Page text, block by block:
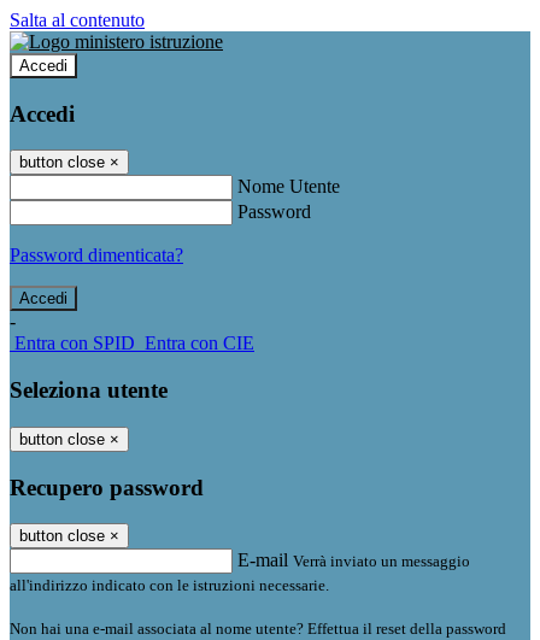
Salta al contenuto
Accedi
Accedi
button close ×
Nome Utente
Password
Password dimenticata?
-
Entra con SPID Entra con CIE
Seleziona utente
button close ×
Recupero password
button close ×
E-mail Verrà inviato un messaggio
all'indirizzo indicato con le istruzioni necessarie.
Non hai una e-mail associata al nome utente? Effettua il reset della password